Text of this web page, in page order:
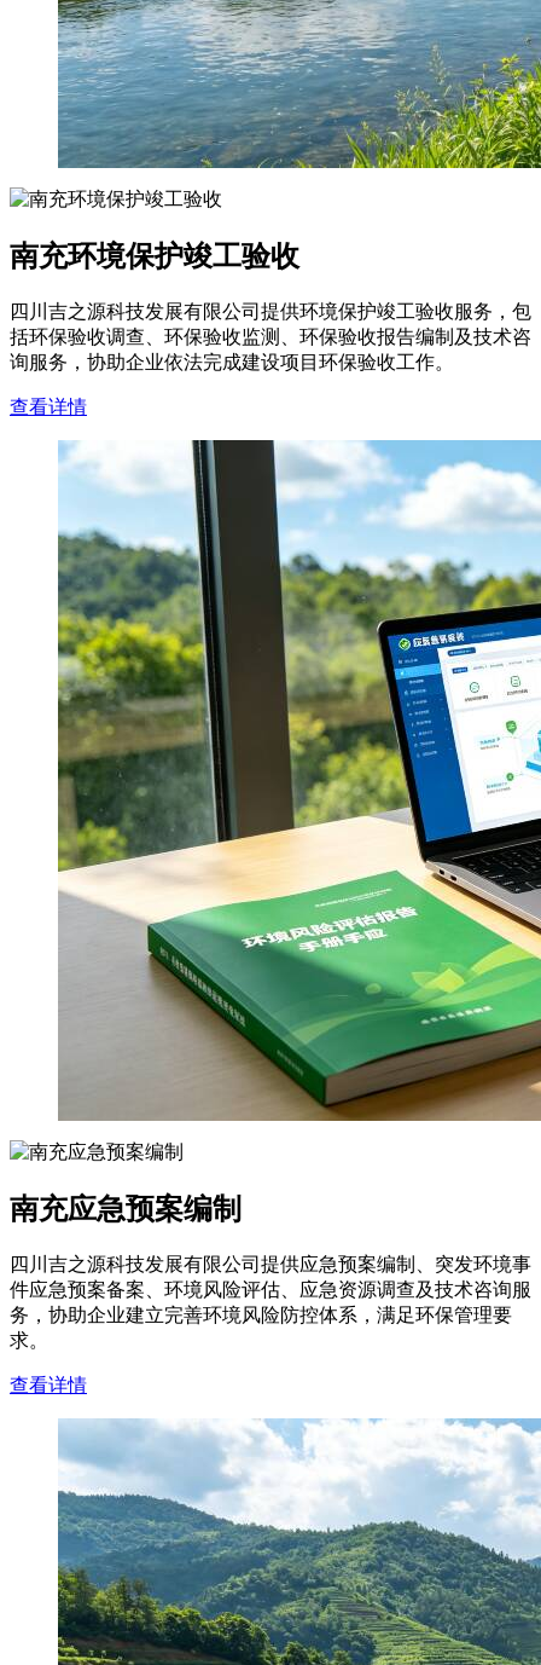
南充环境保护竣工验收
四川吉之源科技发展有限公司提供环境保护竣工验收服务，包
括环保验收调查、环保验收监测、环保验收报告编制及技术咨
询服务，协助企业依法完成建设项目环保验收工作。
查看详情
南充应急预案编制
四川吉之源科技发展有限公司提供应急预案编制、突发环境事
件应急预案备案、环境风险评估、应急资源调查及技术咨询服
务，协助企业建立完善环境风险防控体系，满足环保管理要
求。
查看详情